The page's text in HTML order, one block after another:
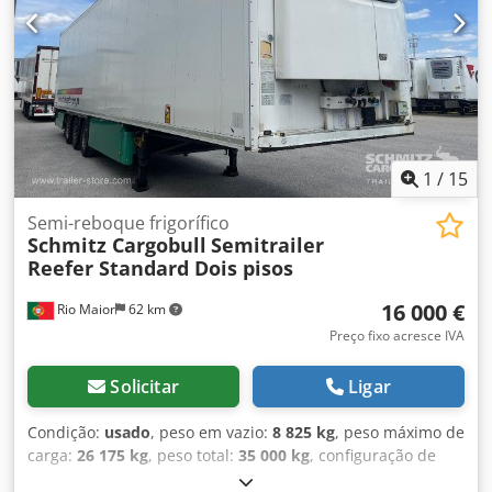
pneu: 385/55 R22.5, Volume do espaço de carga: 90 m³, 1.º
eixo: , 2.º eixo: , 3.º eixo: , Suspensão pneumática, Proteção
contra deslocamento, Eixo elevatório, Porta paletes,
Sistema de travagem eletrónico EBS, Suporte para extintor
de incêndio, Registrador de temperatura, Piso duplo,
Odômetro, Conector 1x15 e 2x7 pinos, Proteção anti-
salpicos, Jantes de liga leve, Sistema de telemática.
Csdpfjzp Tagsx Aprorf
1 / 15
Rio Maior 62 km
Semi-reboque frigorífico
Schmitz Cargobull Semitrailer
Reefer Standard Dois pisos
16 000 €
Preço fixo acresce IVA
Solicitar Ligar
Condição: usado, peso em vazio: 8 825 kg, peso máximo de
carga: 26 175 kg, peso total: 35 000 kg, configuração de
, primeira matrícula: